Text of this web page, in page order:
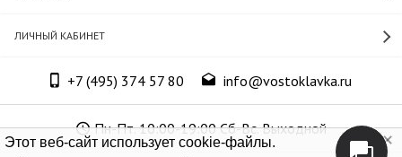
Этот веб-сайт использует cookie-файлы.
ЛИЧНЫЙ КАБИНЕТ
+7 (495) 374 57 80 info@vostoklavka.ru
Пн-Пт. 10:00-19:00 Сб-Вс. Выходной